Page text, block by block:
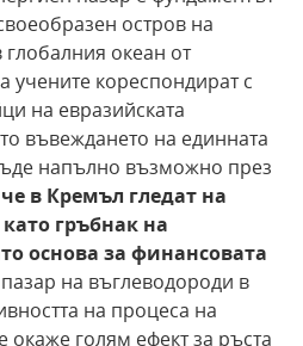
остров на
глобалния океан от
учените кореспондират с
на евразийската
въвеждането на единната
напълно възможно през
в Кремъл гледат на
гръбнак на
основа за финансовата
на въглеводороди в
на процеса на
голям ефект за ръста